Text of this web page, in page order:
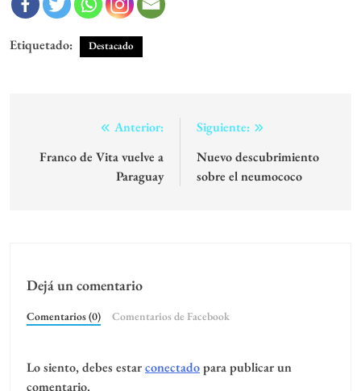
Etiquetado: Destacado
Navegación
de
Anterior:
Franco de Vita vuelve a
Paraguay
Siguiente:
Nuevo descubrimiento
sobre el neumococo
Dejá un comentario
Comentarios (0) Comentarios de Facebook
Lo siento, debes estarconectadopara publicar un
comentario.